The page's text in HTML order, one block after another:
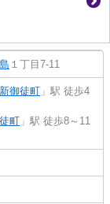
１丁目7-11
新御徒町 」駅 徒歩4
町 」駅 徒歩8～11